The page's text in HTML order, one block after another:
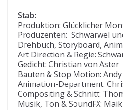
Stab:
Produktion: Glücklicher
Produzenten: Schwarwel
Drehbuch, Storyboard,
Art Direction & Regie:
Gedicht: Christian von Aster
Bauten & Stop Motion: Andy
Animation-Department:
Compositing & Schnitt:
Musik, Ton & SoundFX: